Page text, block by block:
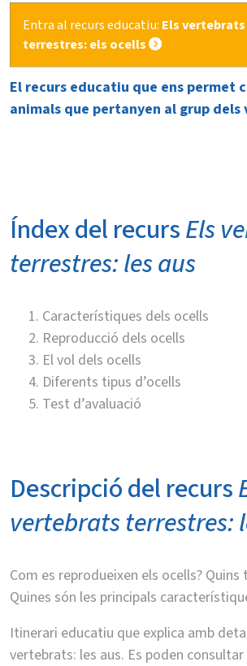
Entra al recurs educatiu: Els vertebrats
terrestres: els ocells
El recurs educatiu que ens permet
animals que pertanyen al grup
Índex del recursEls
terrestres: les aus
Característiques dels ocells
Reproducció dels ocells
El vol dels ocells
Diferents tipus d’ocells
Test d’avaluació
Descripció del recurs
vertebrats terrestres:
Com es reprodueixen els ocells? Quins
Quines són les principals
Itinerari educatiu que explica amb
vertebrats: les aus. Es poden consultar